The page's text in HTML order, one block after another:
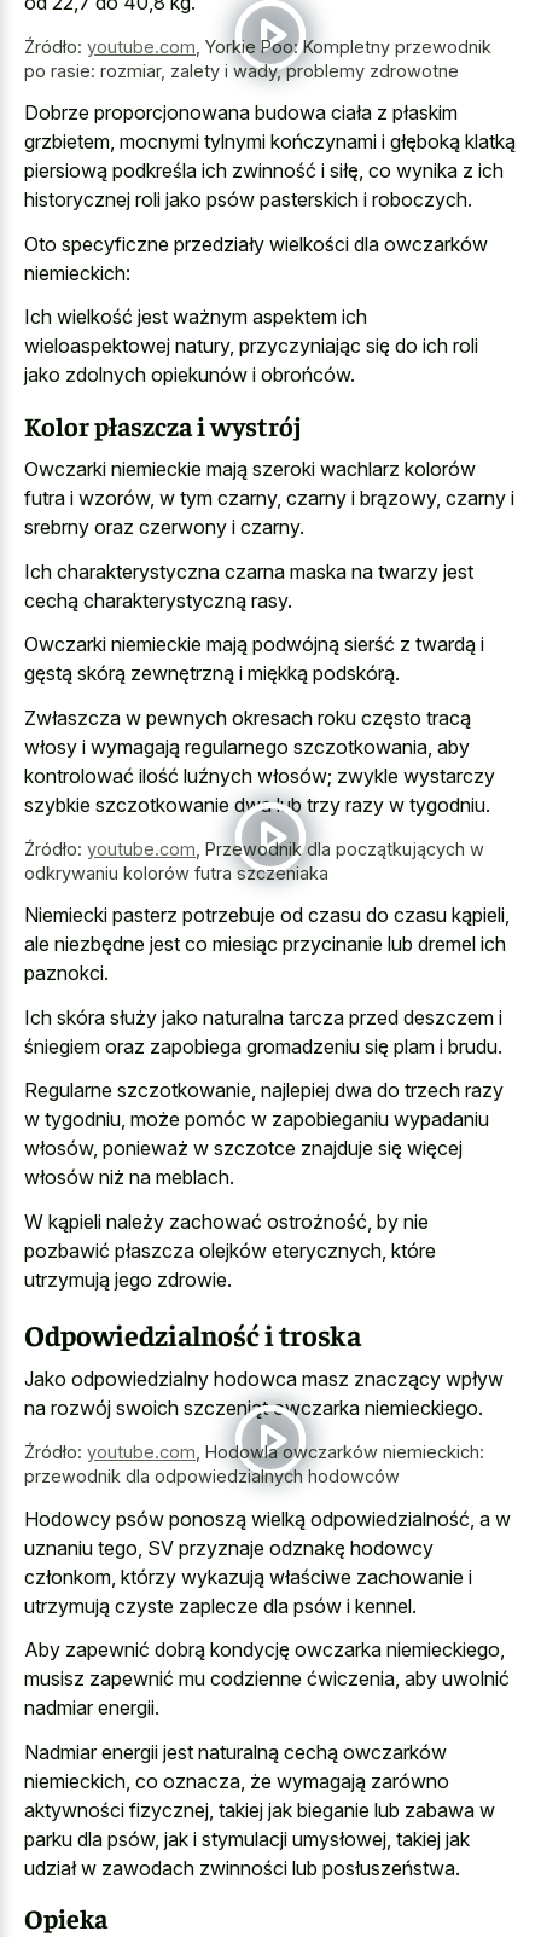
Źródło: youtube.com Yorkie Poo: Kompletny przewodnik
po rasie: rozmiar, zalety i wady, problemy zdrowotne
Dobrze proporcjonowana budowa ciała z płaskim
grzbietem, mocnymi tylnymi kończynami i głęboką klatką
piersiową podkreśla ich zwinność i siłę, co wynika z ich
historycznej roli jako psów pasterskich i roboczych.
Oto specyficzne przedziały wielkości dla owczarków
niemieckich:
Ich wielkość jest ważnym aspektem ich
wieloaspektowej natury, przyczyniając się do ich roli
jako zdolnych opiekunów i obrońców.
Kolor płaszcza i wystrój
Owczarki niemieckie mają szeroki wachlarz kolorów
futra i wzorów, w tym czarny, czarny i brązowy, czarny i
srebrny oraz czerwony i czarny.
Ich charakterystyczna czarna maska na twarzy jest
cechą charakterystyczną rasy.
Owczarki niemieckie mają podwójną sierść z twardą i
gęstą skórą zewnętrzną i miękką podskórą.
Zwłaszcza w pewnych okresach roku często tracą
włosy i wymagają regularnego szczotkowania, aby
kontrolować ilość luźnych włosów; zwykle wystarczy
szybkie szczotkowanie dwa lub trzy razy w tygodniu.
Źródło: youtube.com Przewodnik dla początkujących w
odkrywaniu kolorów futra szczeniaka
Niemiecki pasterz potrzebuje od czasu do czasu kąpieli,
ale niezbędne jest co miesiąc przycinanie lub dremel ich
paznokci.
Ich skóra służy jako naturalna tarcza przed deszczem i
śniegiem oraz zapobiega gromadzeniu się plam i brudu.
Regularne szczotkowanie, najlepiej dwa do trzech razy
w tygodniu, może pomóc w zapobieganiu wypadaniu
włosów, ponieważ w szczotce znajduje się więcej
włosów niż na meblach.
W kąpieli należy zachować ostrożność, by nie
pozbawić płaszcza olejków eterycznych, które
utrzymują jego zdrowie.
Odpowiedzialność i troska
Jako odpowiedzialny hodowca masz znaczący wpływ
na rozwój swoich szczeniąt owczarka niemieckiego.
Źródło: youtube.com Hodowla owczarków niemieckich:
przewodnik dla odpowiedzialnych hodowców
Hodowcy psów ponoszą wielką odpowiedzialność, a w
uznaniu tego, SV przyznaje odznakę hodowcy
członkom, którzy wykazują właściwe zachowanie i
utrzymują czyste zaplecze dla psów i kennel.
Aby zapewnić dobrą kondycję owczarka niemieckiego,
musisz zapewnić mu codzienne ćwiczenia, aby uwolnić
nadmiar energii.
Nadmiar energii jest naturalną cechą owczarków
niemieckich, co oznacza, że wymagają zarówno
aktywności fizycznej, takiej jak bieganie lub zabawa w
parku dla psów, jak i stymulacji umysłowej, takiej jak
udział w zawodach zwinności lub posłuszeństwa.
Opieka